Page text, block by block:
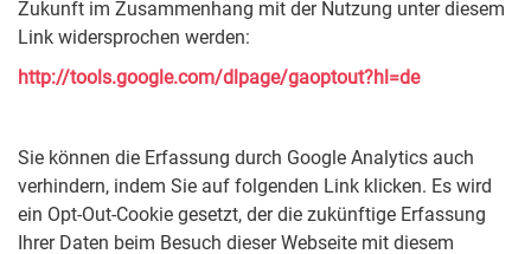
Zukunft im Zusammenhang mit der Nutzung unter diesem
Link widersprochen werden:
http://tools.google.com/dlpage/gaoptout?hl=de
Sie können die Erfassung durch Google Analytics auch
verhindern, indem Sie auf folgenden Link klicken. Es wird
ein Opt-Out-Cookie gesetzt, der die zukünftige Erfassung
Ihrer Daten beim Besuch dieser Webseite mit diesem